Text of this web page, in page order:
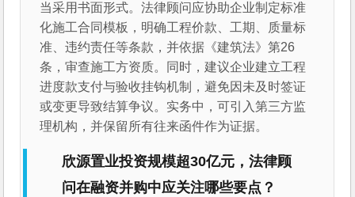
当采用书面形式。法律顾问应协助企业制定标准
化施工合同模板，明确工程价款、工期、质量标
准、违约责任等条款，并依据《建筑法》第26
条，审查施工方资质。同时，建议企业建立工程
进度款支付与验收挂钩机制，避免因未及时签证
或变更导致结算争议。实务中，可引入第三方监
理机构，并保留所有往来函件作为证据。
欣源置业投资规模超30亿元，法律顾
问在融资并购中应关注哪些要点？